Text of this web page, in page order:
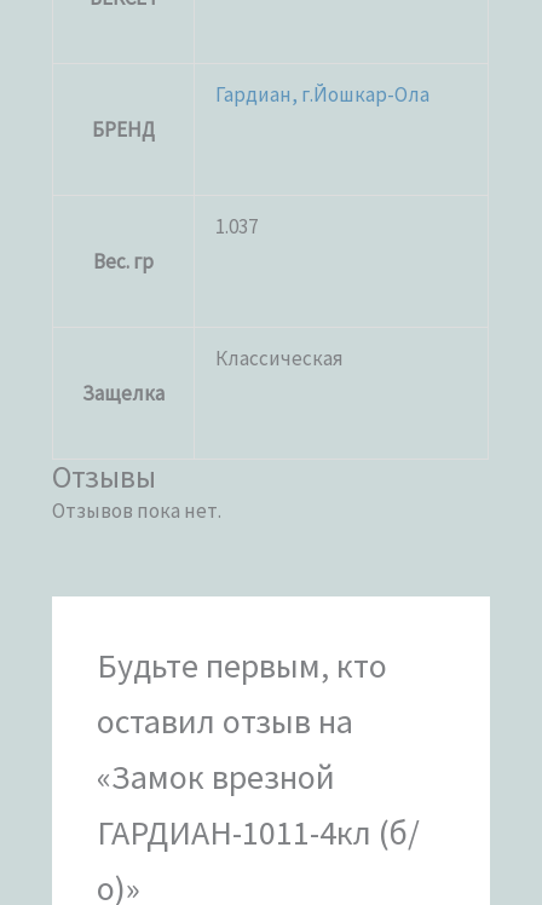
БРЕНД
Гардиан, г.Йошкар-Ола
Вес. гр
1.037
Защелка
Классическая
Отзывы
Отзывов пока нет.
Будьте первым, кто
оставил отзыв на
«Замок врезной
ГАРДИАН-1011-4кл (б/
о)»